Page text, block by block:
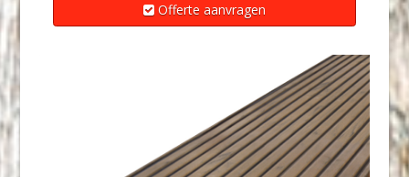
Offerte aanvragen